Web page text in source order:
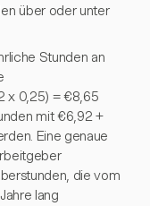
über oder unter
Stunden an
x 0,25) = €8,65
mit €6,92 +
Eine genaue
die vom
lang